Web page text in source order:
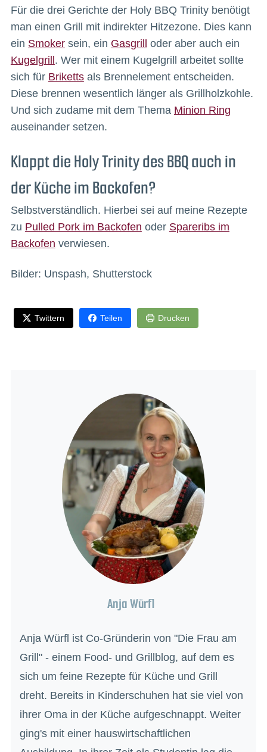
Für die drei Gerichte der Holy BBQ Trinity benötigt
man einen Grill mit indirekter Hitzezone. Dies kann
ein Smokersein, ein Gasgrill oder aber auch ein
Kugelgrill. Wer mit einem Kugelgrill arbeitet sollte
sich für Brikettsals Brennelement entscheiden.
Diese brennen wesentlich länger als Grillholzkohle.
Und sich zudame mit dem Thema Minion Ring
auseinander setzen.
Klappt die Holy Trinity des BBQ auch in
der Küche im Backofen?
Selbstverständlich. Hierbei sei auf meine Rezepte
zu Pulled Pork im Backofen oder Spareribs im
Backofen verwiesen.
Bilder: Unspash, Shutterstock
Twittern Teilen Drucken
Anja Würfl
Anja Würfl ist Co-Gründerin von "Die Frau am
Grill" - einem Food- und Grillblog, auf dem es
sich um feine Rezepte für Küche und Grill
dreht. Bereits in Kinderschuhen hat sie viel von
ihrer Oma in der Küche aufgeschnappt. Weiter
ging's mit einer hauswirtschaftlichen